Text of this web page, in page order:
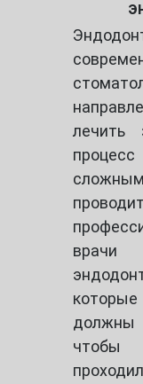
лечить
должны
чтобы